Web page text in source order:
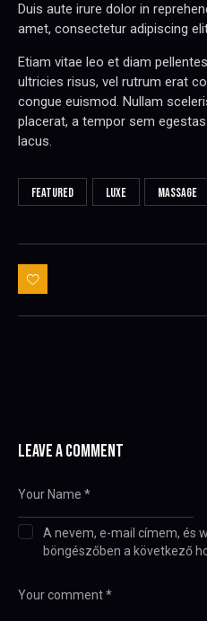
Duis aute irure dolor in
amet, consectetur adipiscing
Etiam vitae leo et diam
ultricies risus, vel rutrum erat
congue euismod. Nullam
placerat, a tempor sem
lacus.
FEATURED LUXE MASSAGE
LEAVE A COMMENT
A nevem, e-mail címem, és
böngészőben a következő